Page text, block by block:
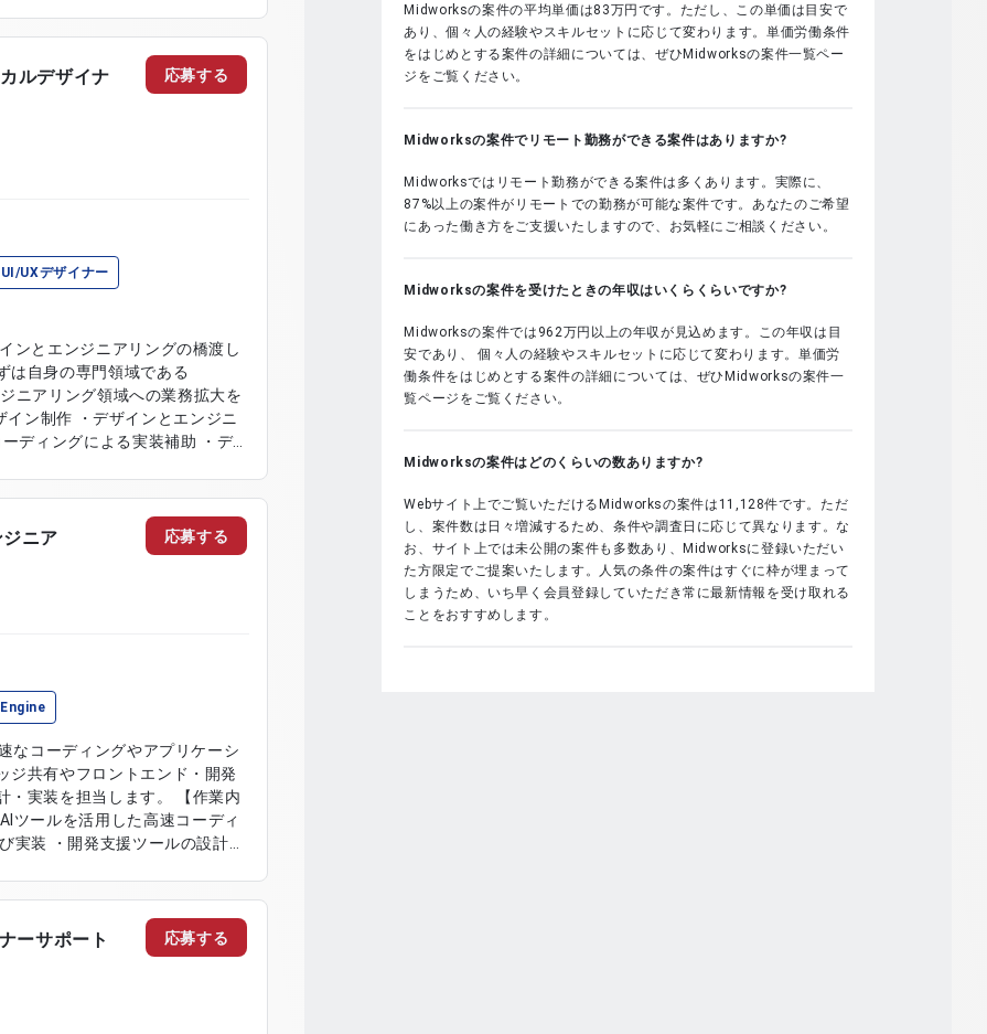
ルデザイナ
UI/UXデザイナー
ンとエンジニアリングの橋渡し
は自身の専門領域である
ニアリング領域への業務拡大を
ディングによる実装補助 ・デ
応募する
ニア
なコーディングやアプリケーシ
ジ共有やフロントエンド・開発
を担当します。 【作業内
ツールを活用した高速コーディ
実装 ・開発支援ツールの設計及
応募する
ーサポート 応募する
Midworksの案件の平均単価は83万円です。ただし、この単価は目安で
あり、個々人の経験やスキルセットに応じて変わります。単価労働条件
をはじめとする案件の詳細については、ぜひMidworksの案件一覧ペー
ジをご覧ください。
Midworksの案件でリモート勤務ができる案件はありますか?
Midworksではリモート勤務ができる案件は多くあります。実際に、
87%以上の案件がリモートでの勤務が可能な案件です。あなたのご希望
にあった働き方をご支援いたしますので、お気軽にご相談ください。
Midworksの案件を受けたときの年収はいくらくらいですか?
Midworksの案件では962万円以上の年収が見込めます。この年収は目
安であり、 個々人の経験やスキルセットに応じて変わります。単価労
働条件をはじめとする案件の詳細については、ぜひMidworksの案件一
覧ページをご覧ください。
Midworksの案件はどのくらいの数ありますか?
Webサイト上でご覧いただけるMidworksの案件は11,128件です。ただ
し、案件数は日々増減するため、条件や調査日に応じて異なります。な
お、サイト上では未公開の案件も多数あり、Midworksに登録いただい
た方限定でご提案いたします。人気の条件の案件はすぐに枠が埋まって
しまうため、いち早く会員登録していただき常に最新情報を受け取れる
ことをおすすめします。